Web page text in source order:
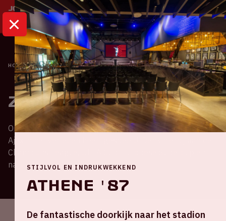
HOME ZALEN
Zalen
Onze zalen zijn vernoemd naar internationale finales die
Ajax in het verleden heeft gespeeld. Denk hierbij aan de
Champions League, UEFA Cup, Europese Supercup en
natuurlijk de Wereldbeker.
STIJLVOL EN INDRUKWEKKEND
Athene '87
De fantastische doorkijk naar het stadion